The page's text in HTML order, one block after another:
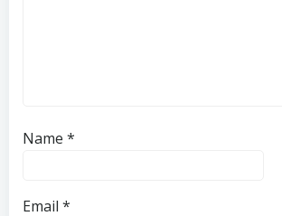
Name *
Email *